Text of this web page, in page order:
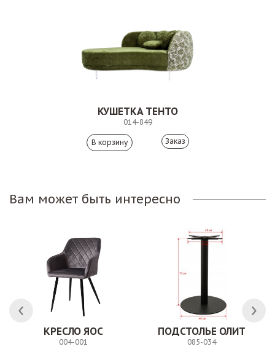
КУШЕТКА ТЕНТО
014-849
Заказ
Вам может быть интересно
КРЕСЛО ЯОС
004-001
ПОДСТОЛЬЕ ОЛИТ
085-034